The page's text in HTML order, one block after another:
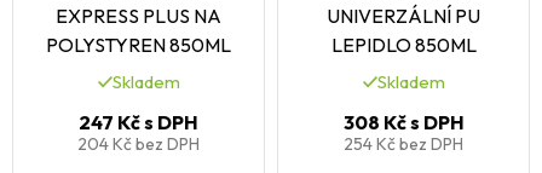
EXPRESS PLUS NA
POLYSTYREN 850ML
Skladem
247 Kčs DPH
204 Kčbez DPH
UNIVERZÁLNÍ PU
LEPIDLO 850ML
Skladem
308 Kčs DPH
254 Kčbez DPH